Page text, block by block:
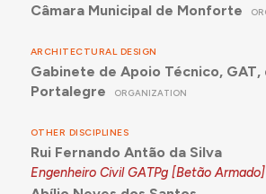
Câmara Municipal de Monforte
ARCHITECTURAL DESIGN
Gabinete de Apoio Técnico, GAT,
Portalegre
ORGANIZATION
OTHER DISCIPLINES
Rui Fernando Antão da Silva
Engenheiro Civil GATPg [Betão Armado]